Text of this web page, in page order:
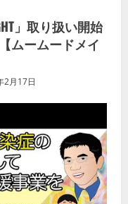
」取り扱い開始
ムームードメイ
2月17日